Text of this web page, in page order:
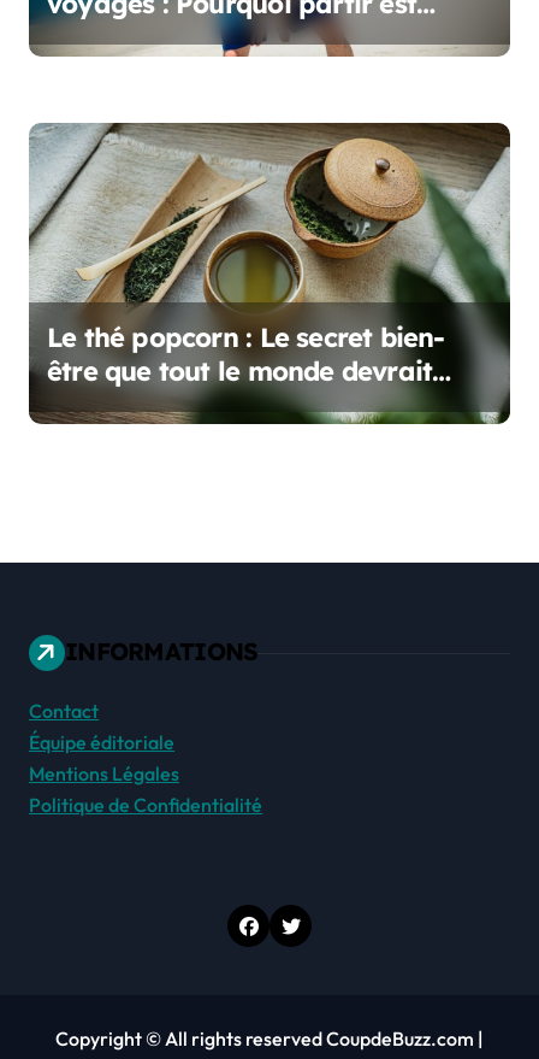
essentiel pour votre bien-être
Le thé popcorn : Le secret bien-
être que tout le monde devrait
connaître !
INFORMATIONS
Contact
Équipe éditoriale
Mentions Légales
Politique de Confidentialité
Copyright © All rights reserved CoupdeBuzz.com |